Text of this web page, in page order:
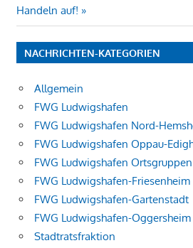
Beitrag:
Handeln auf!
NACHRICHTEN-KATEGORIEN
Allgemein
FWG Ludwigshafen
FWG Ludwigshafen Nord-
FWG Ludwigshafen Oppau-
FWG Ludwigshafen Ortsgruppen
FWG Ludwigshafen-Friesenheim
FWG Ludwigshafen-Gartenstadt
FWG Ludwigshafen-Oggersheim
Stadtratsfraktion